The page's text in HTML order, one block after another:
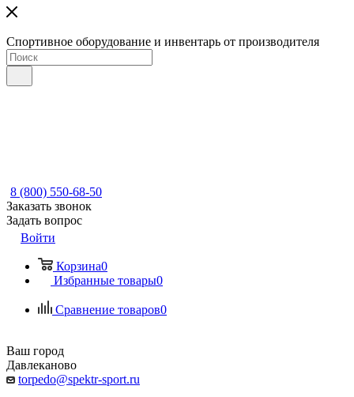
Спортивное оборудование и инвентарь от производителя
8 (800) 550-68-50
Заказать звонок
Задать вопрос
Войти
Корзина0
Избранные товары0
Сравнение товаров0
Ваш город
Давлеканово
torpedo@spektr-sport.ru